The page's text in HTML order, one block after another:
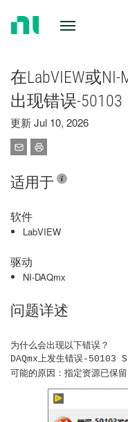
在LabVIEW或NI-
出现错误-50103
更新 Jul 10, 2026
适用于
软件
LabVIEW
驱动
NI-DAQmx
问题详述
为什么会出现以下错误？
DAQmx上发生错误-
可能的原因：指定资源已保